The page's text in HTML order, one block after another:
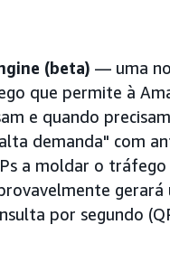
(beta) — uma
que permite à
e quando
demanda" com
a moldar o
gerará
por segundo